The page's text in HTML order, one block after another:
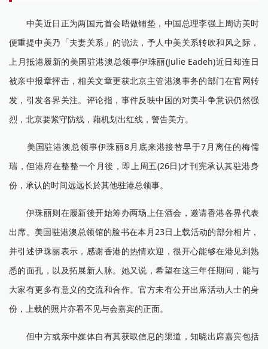
中美近日正为两国元首会晤做铺垫，中国总理李强上周访美时
便重提中美乃「夫妻关系」的说法，予人中美关系转吹和风之际，
上月抵港履新的美国驻港澳总领事伊珠丽(Julie Eadeh)近日却连日
被亲中报章抨击，相关文章更获北京主管港澳事务的部门在官网转
发，引发各界关注。评论指，事件反映中国的对美斗争意识仍然强
烈，北京要紧守防线，藉机划出红线，警告美方。
美国驻港澳总领事伊珠丽8月底来港接替早于7月离任的梅儒
瑞，但港府在整整一个月後，即上周五(26日)才刊宪承认其驻港身
份，承认的时间远远长於其他驻港总领事。
伊珠丽则在履新後开始筹办两场上任酒会，邀请香港各界代表
出席。美国驻港澳总领馆的脸书在本月23日上载活动的部分相片，
并引述伊珠丽表示，感谢香港的热情欢迎，很开心能够在港见到熟
悉的面孔，以及拓展新人脉。她又说，希望在这三年任期间，能与
大家有更多有意义的交流和合作。官方未有公开出席活动人士的身
份，上载的照片亦看不见与会嘉宾的正面。
但中方或亲中媒体自有其获取信息的渠道，知晓出席嘉宾包括